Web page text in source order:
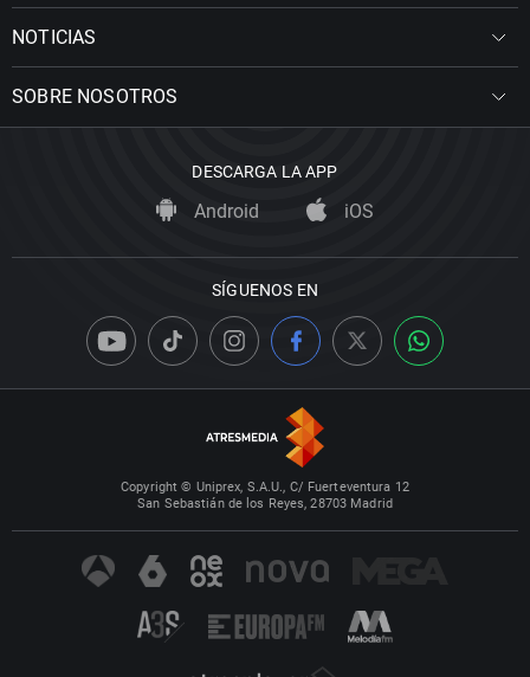
NOTICIAS
SOBRE NOSOTROS
DESCARGA LA APP
Android iOS
SÍGUENOS EN
Copyright © Uniprex, S.A.U., C/ Fuerteventura 12
San Sebastián de los Reyes, 28703 Madrid